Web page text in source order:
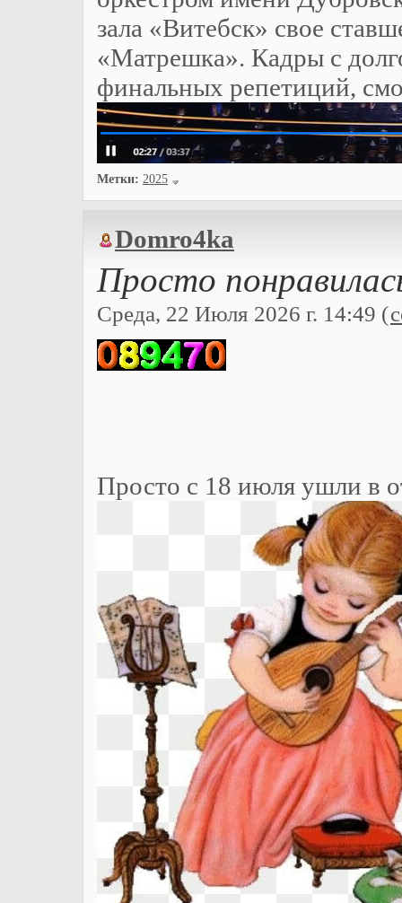
зала «Витебск» свое
«Матрешка». Кадры с
финальных репетиций,
Метки: 2025
Domro4ka
Просто
Среда, 22 Июля 2026 г. 14:49 (
Просто с 18 июля ушли в